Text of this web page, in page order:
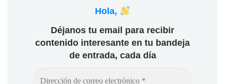
Hola,
Déjanos tu email para recibir
contenido interesante en tu bandeja
de entrada, cada día